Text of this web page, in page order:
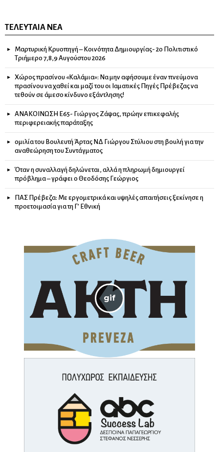
ΤΕΛΕΥΤΑΊΑ ΝΈΑ
Μαρτυρική Κρυοπηγή – Κοινότητα Δημιουργίας- 2ο Πολιτιστικό
Τριήμερο 7,8,9 Αυγούστου 2026
Χώρος πρασίνου «Καλάμια»: Να μην αφήσουμε έναν πνεύμονα
πρασίνου να χαθεί και μαζί του οι Ιαματικές Πηγές Πρέβεζας να
τεθούν σε άμεσο κίνδυνο εξάντλησης!
ΑΝΑΚΟΙΝΩΣΗ Ε65- Γιώργος Ζάψας, πρώην επικεφαλής
περιφερειακής παράταξης
ομιλία του Βουλευτή Άρτας ΝΔ Γιώργου Στύλιου στη βουλή για την
αναθεώρηση του Συντάγματος
Όταν η συναλλαγή δηλώνεται, αλλά η πληρωμή δημιουργεί
πρόβλημα – γράφει ο Θεοδόσης Γεώργιος
ΠΑΣ Πρέβεζα: Με εργομετρικά και υψηλές απαιτήσεις ξεκίνησε η
προετοιμασία για τη Γ’ Εθνική